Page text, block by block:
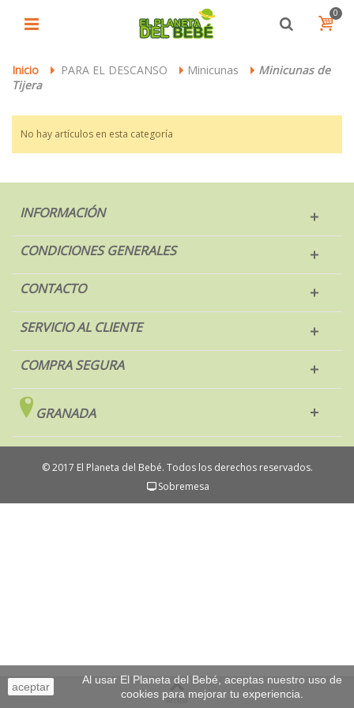
0
Inicio > PARA EL DESCANSO > Minicunas > Minicunas de
Tijera
No hay artículos en esta categoría
INFORMACIÓN
CONDICIONES GENERALES
CONTACTO
SERVICIO AL CLIENTE
COMPRA SEGURA
GRANADA
aceptar
Al usar El Planeta del Bebé, aceptas nuestro uso de
cookies para mejorar tu experiencia.
© 2017 El Planeta del Bebé. Todos los derechos reservados.
Sobremesa
Arriba